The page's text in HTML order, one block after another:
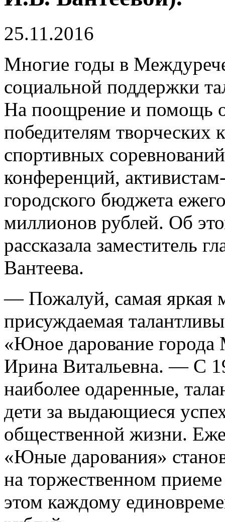
25.11.2016
Многие годы в
социальной поддержки
На поощрение и помощь
победителям творческих
спортивных
конференций,
городского бюджета
миллионов рублей. Об
рассказала заместитель
Вантеева.
— Пожалуй, самая яркая
присуждаемая
«Юное дарование
Ирина Витальевна. — С
наиболее одаренные,
дети за выдающиеся
общественной жизни.
«Юные дарования»
на торжественном
этом каждому